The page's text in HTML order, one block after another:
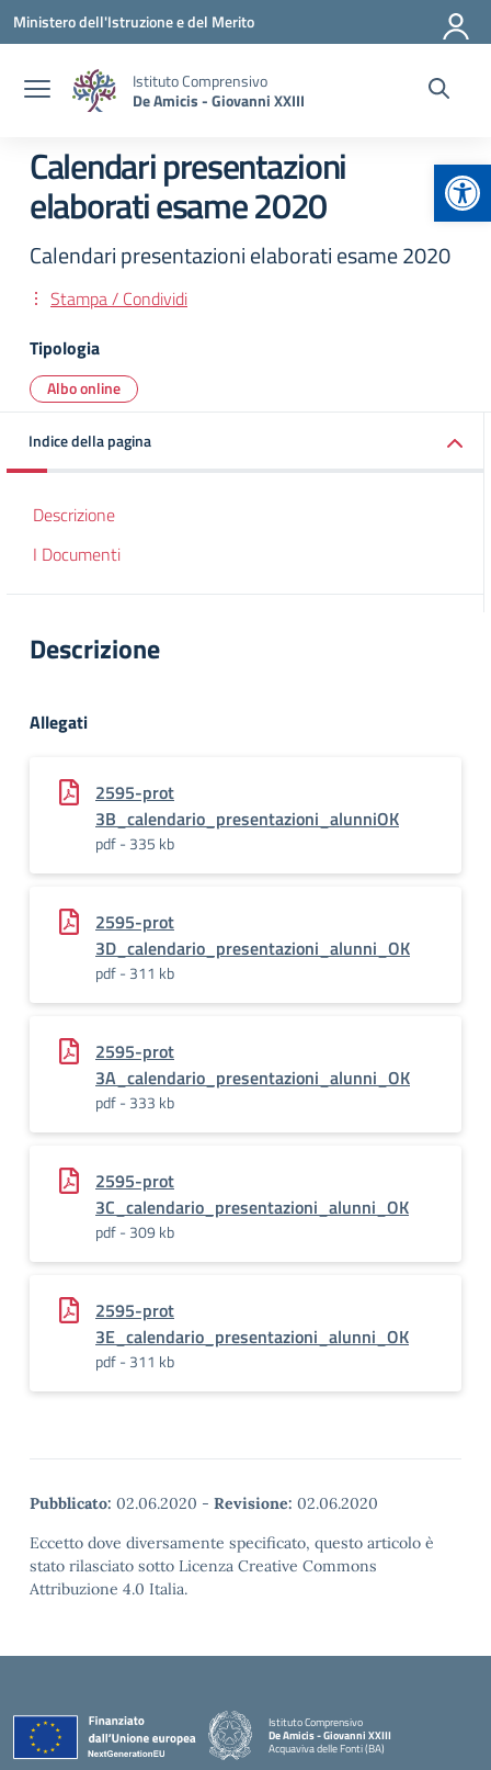
Vai ai contenuti
Vai al menu di navigazione
Vai al footer
Ministero dell'Istruzione e del Merito
Istituto Comprensivo
De Amicis - Giovanni XXIII
Calendari presentazioni
elaborati esame 2020
Calendari presentazioni elaborati esame 2020
Stampa / Condividi
Tipologia
Albo online
Indice della pagina
Descrizione
I Documenti
Descrizione
Allegati
2595-prot
3B_calendario_presentazioni_alunniOK
pdf - 335 kb
2595-prot
3D_calendario_presentazioni_alunni_OK
pdf - 311 kb
2595-prot
3A_calendario_presentazioni_alunni_OK
pdf - 333 kb
2595-prot
3C_calendario_presentazioni_alunni_OK
pdf - 309 kb
2595-prot
3E_calendario_presentazioni_alunni_OK
pdf - 311 kb
Pubblicato: 02.06.2020 - Revisione: 02.06.2020
Eccetto dove diversamente specificato, questo articolo è
stato rilasciato sotto Licenza Creative Commons
Attribuzione 4.0 Italia.
Istituto Comprensivo
De Amicis - Giovanni XXIII
Acquaviva delle Fonti (BA)
— Visita la pagina iniziale della scuola